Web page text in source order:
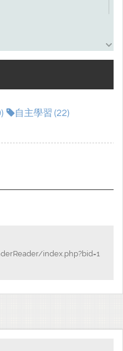
語晨
自主學習 (22)
index.php?bid=1